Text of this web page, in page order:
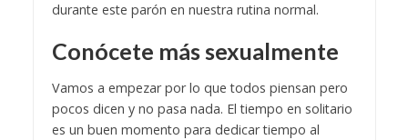
durante este parón en nuestra rutina normal.
Conócete más sexualmente
Vamos a empezar por lo que todos piensan pero
pocos dicen y no pasa nada. El tiempo en solitario
es un buen momento para dedicar tiempo al